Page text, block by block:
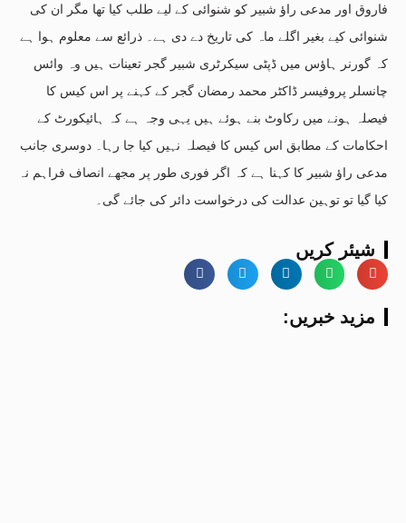
فاروق اور مدعی راؤ شبیر کو شنوائی کے لیے طلب کیا تھا مگر ان کی
شنوائی کیے بغیر اگلے ماہ کی تاریخ دے دی ہے۔ ذرائع سے معلوم ہوا ہے
کہ گورنر ہاؤس میں ڈپٹی سیکرٹری شبیر گجر تعینات ہیں وہ وائس
چانسلر پروفیسر ڈاکٹر محمد رمضان گجر کے کہنے پر اس کیس کا
فیصلہ ہونے میں رکاوٹ بنے ہوئے ہیں یہی وجہ ہے کہ ہائیکورٹ کے
احکامات کے مطابق اس کیس کا فیصلہ نہیں کیا جا رہا۔ دوسری جانب
مدعی راؤ شبیر کا کہنا ہے کہ اگر فوری طور پر مجھے انصاف فراہم نہ
کیا گیا تو توہین عدالت کی درخواست دائر کی جائے گی۔
شیئر کریں
:مزید خبریں